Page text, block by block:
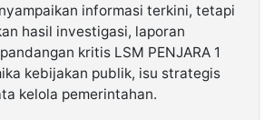
informasi terkini, tetapi
hasil investigasi, laporan
kritis LSM PENJARA 1
kebijakan publik, isu strategis
kelola pemerintahan.